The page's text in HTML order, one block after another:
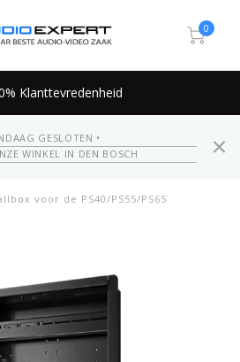
0
Klanttevredenheid
GESLOTEN •
WINKEL IN DEN BOSCH
voor de PS40/PS55/PS65